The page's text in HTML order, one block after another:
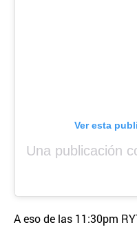
Ver esta
A eso de las 11:30pm